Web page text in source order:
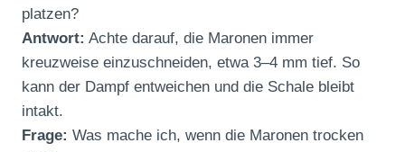
platzen?
Antwort: Achte darauf, die Maronen immer
kreuzweise einzuschneiden, etwa 3–4 mm tief. So
kann der Dampf entweichen und die Schale bleibt
intakt.
Frage: Was mache ich, wenn die Maronen trocken